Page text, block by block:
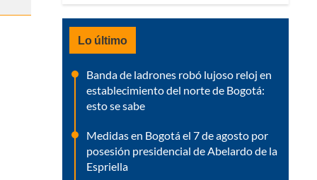
Lo último
Banda de ladrones robó lujoso reloj en
establecimiento del norte de Bogotá:
esto se sabe
Medidas en Bogotá el 7 de agosto por
posesión presidencial de Abelardo de la
Espriella